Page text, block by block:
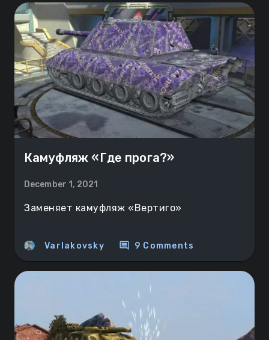
Камуфляж «Где прога?»
December 1, 2021
Заменяет камуфляж «Вертиго»
Varlakovsky comment 9 Comments